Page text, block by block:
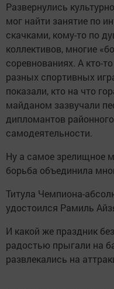
Развернулись
мог найти занятие по
скачками, кому-то по
коллективов, многие
соревнованиях. А кто-
разных спортивных
показали, кто на что
майданом зазвучали
дипломантов
самодеятельности.
Ну а самое зрелищное
борьба объединила
Титула Чемпиона-
удостоился Рамиль
И какой же праздник
радостью прыгали на
развлекались на